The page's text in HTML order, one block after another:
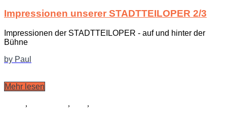
Impressionen unserer STADTTEILOPER 2/3
Impressionen der STADTTEILOPER - auf und hinter der
Bühne
by Paul
Mehr lesen
, , ,